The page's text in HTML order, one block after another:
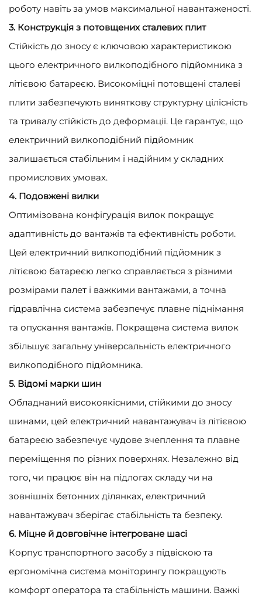
роботу навіть за умов максимальної навантаженості.
3. Конструкція з потовщених сталевих плит
Стійкість до зносу є ключовою характеристикою
цього електричного вилкоподібного підйомника з
літієвою батареєю. Високоміцні потовщені сталеві
плити забезпечують виняткову структурну цілісність
та тривалу стійкість до деформації. Це гарантує, що
електричний вилкоподібний підйомник
залишається стабільним і надійним у складних
промислових умовах.
4. Подовжені вилки
Оптимізована конфігурація вилок покращує
адаптивність до вантажів та ефективність роботи.
Цей електричний вилкоподібний підйомник з
літієвою батареєю легко справляється з різними
розмірами палет і важкими вантажами, а точна
гідравлічна система забезпечує плавне піднімання
та опускання вантажів. Покращена система вилок
збільшує загальну універсальність електричного
вилкоподібного підйомника.
5. Відомі марки шин
Обладнаний високоякісними, стійкими до зносу
шинами, цей електричний навантажувач із літієвою
батареєю забезпечує чудове зчеплення та плавне
переміщення по різних поверхнях. Незалежно від
того, чи працює він на підлогах складу чи на
зовнішніх бетонних ділянках, електричний
навантажувач зберігає стабільність та безпеку.
6. Міцне й довговічне інтегроване шасі
Корпус транспортного засобу з підвіскою та
ергономічна система моніторингу покращують
комфорт оператора та стабільність машини. Важкі